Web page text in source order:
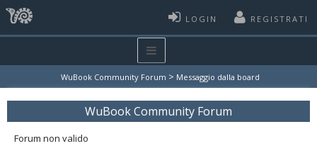
LOGIN REGISTRATI
WuBook Community Forum > Messaggio dalla board
WuBook Community Forum
Forum non valido